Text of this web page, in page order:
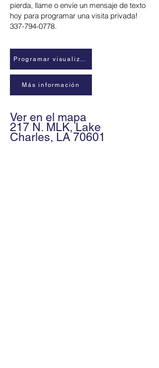
pierda, llame o envíe un mensaje de texto
hoy para programar una visita privada!
337-794-0778.
Programar visualización
Más información
Ver en el mapa
217 N. MLK, Lake
Charles, LA 70601